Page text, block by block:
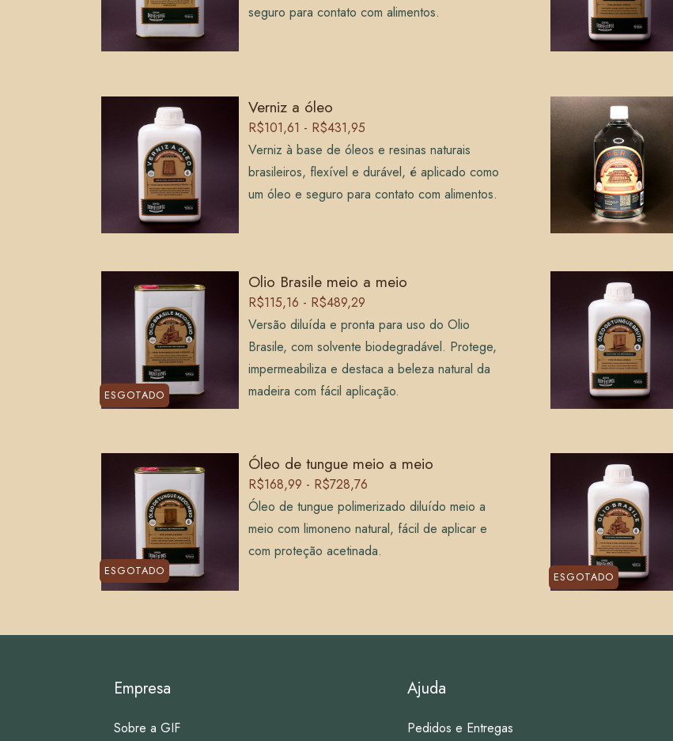
seguro para contato com alimentos.
Verniz a óleo
R$101,61 - R$431,95
Verniz à base de óleos e resinas naturais
brasileiros, flexível e durável, é aplicado como
um óleo e seguro para contato com alimentos.
ESGOTADO
Olio Brasile meio a meio
R$115,16 - R$489,29
Versão diluída e pronta para uso do Olio
Brasile, com solvente biodegradável. Protege,
impermeabiliza e destaca a beleza natural da
madeira com fácil aplicação.
ESGOTADO
Óleo de tungue meio a meio
R$168,99 - R$728,76
Óleo de tungue polimerizado diluído meio a
meio com limoneno natural, fácil de aplicar e
com proteção acetinada.
ESGOTADO
Empresa
Sobre a GIF
Ajuda
Pedidos e Entregas